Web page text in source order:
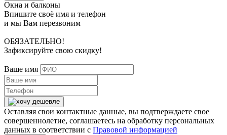
Окна и балконы
Впишите своё имя и телефон
и мы Вам перезвоним
ОБЯЗАТЕЛЬНО!
Зафиксируйте свою скидку!
Ваше имя
Оставляя свои контактные данные, вы подтверждаете свое
совершеннолетие, соглашаетесь на обработку персональных
данных в соответствии с Правовой информацией